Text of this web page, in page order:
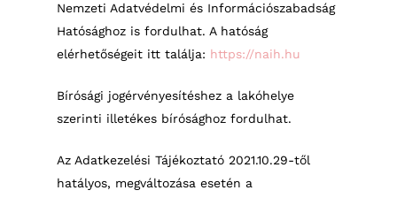
Nemzeti Adatvédelmi és Információszabadság
Hatósághoz is fordulhat. A hatóság
elérhetőségeit itt találja: https://naih.hu
Bírósági jogérvényesítéshez a lakóhelye
szerinti illetékes bírósághoz fordulhat.
Az Adatkezelési Tájékoztató 2021.10.29-től
hatályos, megváltozása esetén a